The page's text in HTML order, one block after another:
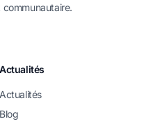
Actualités
Actualités
Blog